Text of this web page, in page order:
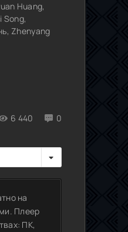
6 440 0
Huang,
Song,
Zhenyang
на
Плеер
ПК,